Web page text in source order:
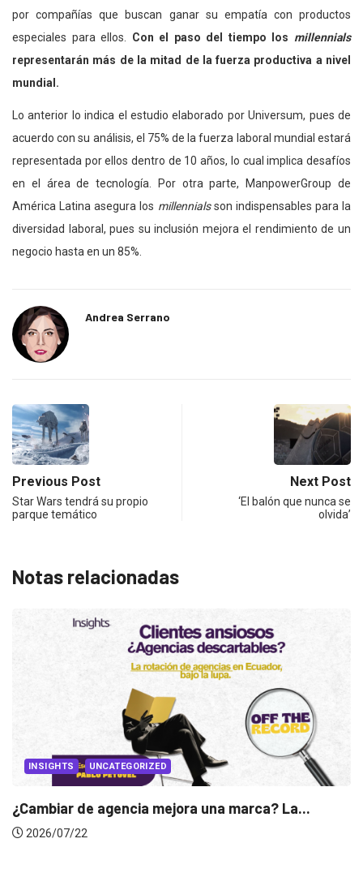
por compañías que buscan ganar su empatía con productos
especiales para ellos. Con el paso del tiempo los millennials
representarán más de la mitad de la fuerza productiva a nivel
mundial.
Lo anterior lo indica el estudio elaborado por Universum, pues de
acuerdo con su análisis, el 75% de la fuerza laboral mundial estará
representada por ellos dentro de 10 años, lo cual implica desafíos
en el área de tecnología. Por otra parte, ManpowerGroup de
América Latina asegura los millennialsson indispensables para la
diversidad laboral, pues su inclusión mejora el rendimiento de un
negocio hasta en un 85%.
Andrea Serrano
Previous Post
Star Wars tendrá su propio
parque temático
Next Post
‘El balón que nunca se
olvida’
Notas relacionadas
INSIGHTS